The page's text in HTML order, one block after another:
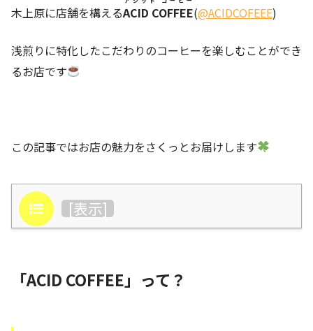
木上原に店舗を構えるACID COFFEE(@ACIDCOFEEE)
浅煎りに特化したこだわりのコーヒーを楽しむことができ
るお店です
この記事ではお店の魅力をさくっとお届けします
目次 [表示]
「ACID COFFEE」って？